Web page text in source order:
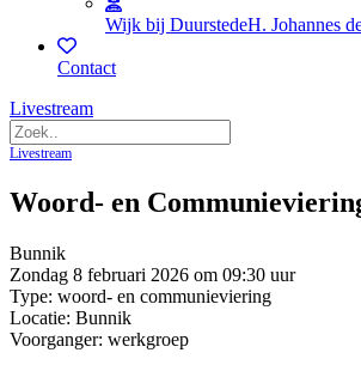
Wijk bij DuurstedeH. Johannes
Contact
Livestream
Livestream
Woord- en
Bunnik
Zondag 8 februari 2026 om 09:30 uur
Type: woord- en communieviering
Locatie: Bunnik
Voorganger: werkgroep